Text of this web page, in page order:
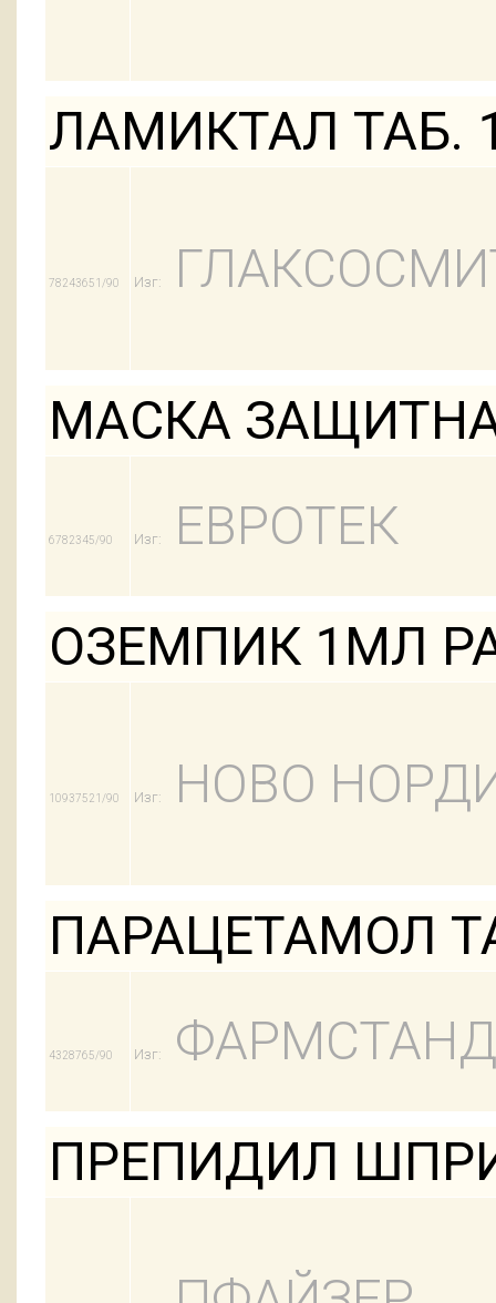
ЛАМИКТАЛ ТАБ.
78243651/90 Изг:
МАСКА
6782345/90 Изг:
ЕВРОТЕК
ОЗЕМПИК 1МЛ
10937521/90 Изг: НОВО
ПАРАЦЕТАМОЛ
4328765/90 Изг:
ПРЕПИДИЛ